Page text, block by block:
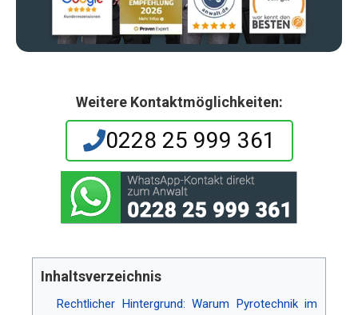
Weitere Kontaktmöglichkeiten:
0228 25 999 361
Inhaltsverzeichnis
Rechtlicher Hintergrund: Warum Pyrotechnik im